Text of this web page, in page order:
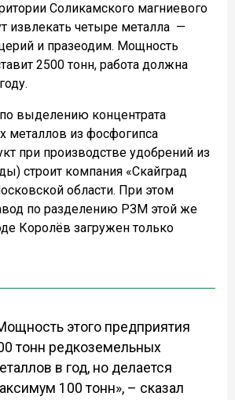
Соликамского магниевого
извлекать четыре металла —
и празеодим. Мощность
2500 тонн, работа должна
выделению концентрата
металлов из фосфогипса
при производстве удобрений из
строит компания «Скайград
области. При этом
по разделению РЗМ этой же
Королёв загружен только
этого предприятия
тонн редкоземельных
в год, но делается
100 тонн», – сказал